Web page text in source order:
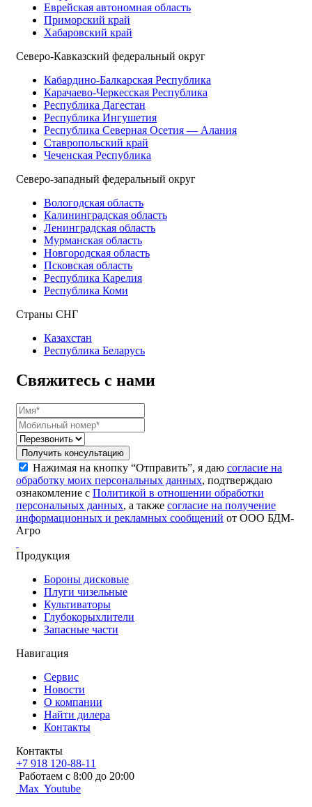
Еврейская автономная область
Приморский край
Хабаровский край
Северо-Кавказский федеральный округ
Кабардино-Балкарская Республика
Карачаево-Черкесская Республика
Республика Дагестан
Республика Ингушетия
Республика Северная Осетия — Алания
Ставропольский край
Чеченская Республика
Северо-западный федеральный округ
Вологодская область
Калининградская область
Ленинградская область
Мурманская область
Новгородская область
Псковская область
Республика Карелия
Республика Коми
Страны СНГ
Казахстан
Республика Беларусь
Свяжитесь с нами
Получить консультацию
Нажимая на кнопку “Отправить”, я даю согласие на
обработку моих персональных данных, подтверждаю
ознакомление с Политикой в отношении обработки
персональных данных, а также согласие на получение
информационных и рекламных сообщений от ООО БДМ-
Агро
Продукция
Бороны дисковые
Плуги чизельные
Культиваторы
Глубокорыхлители
Запасные части
Навигация
Сервис
Новости
О компании
Найти дилера
Контакты
Контакты
+7 918 120-88-11
Работаем c 8:00 до 20:00
Max Youtube